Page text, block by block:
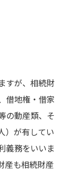
すが、相続財
借地権・借家
の動産類、そ
）が有してい
義務をいいま
産も相続財産